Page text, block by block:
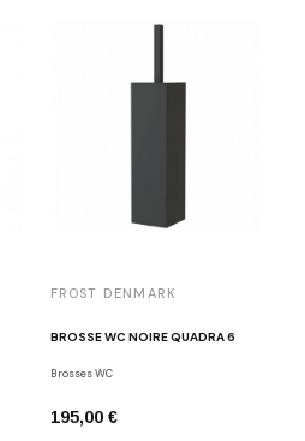
FROST DENMARK
BROSSE WC NOIRE QUADRA 6
Brosses WC
195,00 €